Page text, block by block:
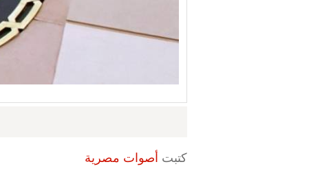
كتبت أصوات مصرية